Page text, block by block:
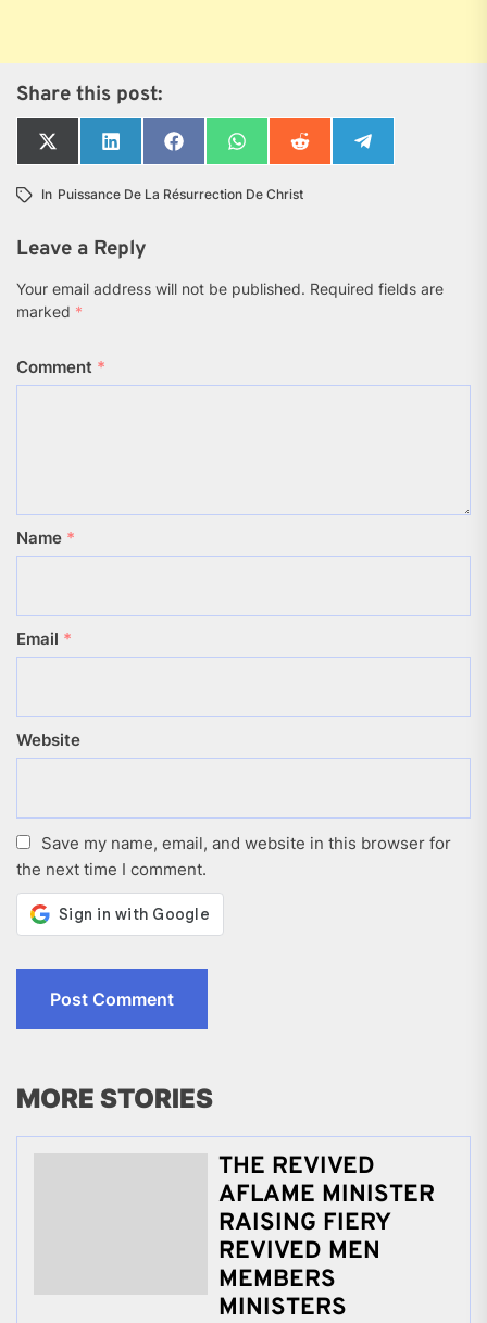
Share this post:
Share
on
(Twitter)
Share
on
LinkedIn
Share
on
Facebook
Share
on
Share
on
Share
on
In Puissance De La Résurrection De Christ
Leave a Reply
Your email address will not be published. Required fields are
marked *
Comment *
Name *
Email *
Website
Save my name, email, and website in this browser for
the next time I comment.
MORE STORIES
THE REVIVED
AFLAME MINISTER
RAISING FIERY
REVIVED MEN
MEMBERS
MINISTERS